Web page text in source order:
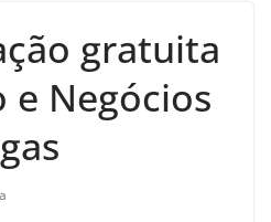
gratuita
e Negócios